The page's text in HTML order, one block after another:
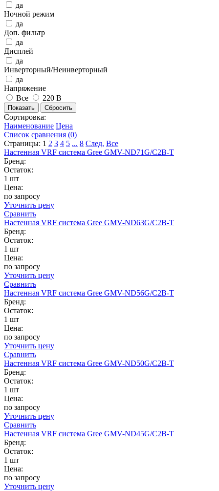
да
Ночной режим
да
Доп. фильтр
да
Дисплей
да
Инверторный/Неинверторный
да
Напряжение
Все
220 В
Сортировка:
Наименование Цена
Список сравнения (0)
Страницы: 1 2 3 4 5 ... 8 След. Все
Настенная VRF система Gree GMV-ND71G/C2B-T
Бренд:
Остаток:
1 шт
Цена:
по запросу
Уточнить цену
Сравнить
Настенная VRF система Gree GMV-ND63G/C2B-T
Бренд:
Остаток:
1 шт
Цена:
по запросу
Уточнить цену
Сравнить
Настенная VRF система Gree GMV-ND56G/C2B-T
Бренд:
Остаток:
1 шт
Цена:
по запросу
Уточнить цену
Сравнить
Настенная VRF система Gree GMV-ND50G/C2B-T
Бренд:
Остаток:
1 шт
Цена:
по запросу
Уточнить цену
Сравнить
Настенная VRF система Gree GMV-ND45G/C2B-T
Бренд:
Остаток:
1 шт
Цена:
по запросу
Уточнить цену